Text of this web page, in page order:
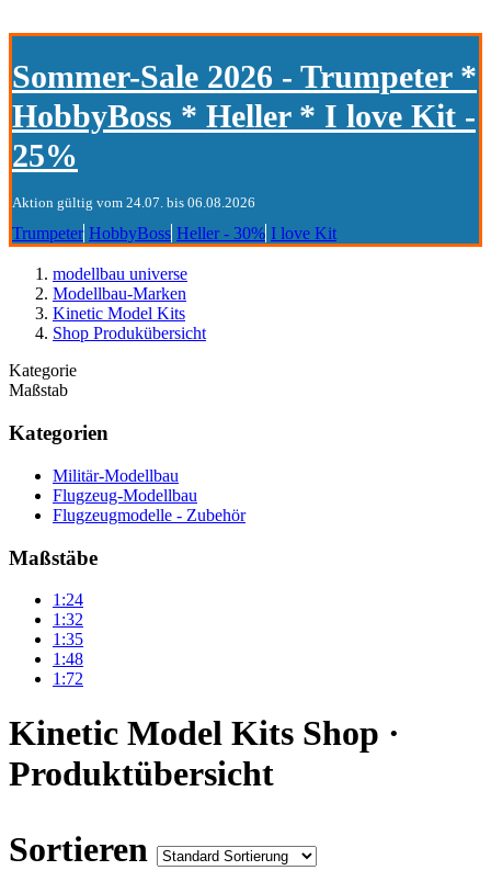
Sommer-Sale 2026 - Trumpeter *
HobbyBoss * Heller * I love Kit -
25%
Aktion gültig vom 24.07. bis 06.08.2026
Trumpeter HobbyBoss Heller - 30% I love Kit
modellbau universe
Modellbau-Marken
Kinetic Model Kits
Shop Produkübersicht
Kategorie
Maßstab
Kategorien
Militär-Modellbau
Flugzeug-Modellbau
Flugzeugmodelle - Zubehör
Maßstäbe
1:24
1:32
1:35
1:48
1:72
Kinetic Model Kits Shop ·
Produktübersicht
Sortieren